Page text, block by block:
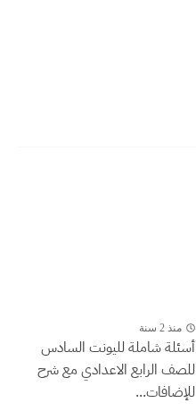
منذ 2 سنة
أسئلة شاملة لليونت السادس
للصف الرابع الاعدادي مع شرح
للإضافات...